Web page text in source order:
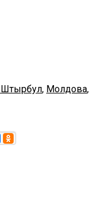
Штырбул, Молдова,